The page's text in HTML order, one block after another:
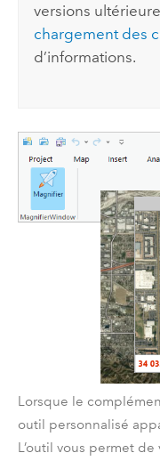
versions
chargement des
d’informations.
Lorsque le
outil personnalisé
L’outil vous permet